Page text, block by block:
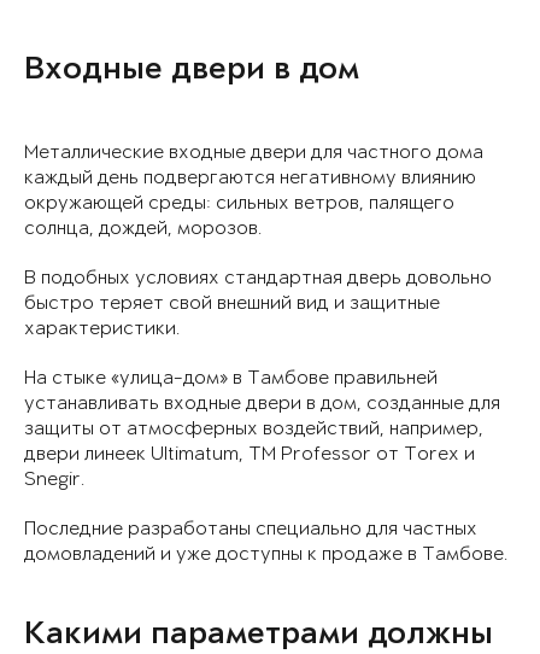
Входные двери в дом
Металлические входные двери для частного дома
каждый день подвергаются негативному влиянию
окружающей среды: сильных ветров, палящего
солнца, дождей, морозов.
В подобных условиях стандартная дверь довольно
быстро теряет свой внешний вид и защитные
характеристики.
На стыке «улица-дом» в Тамбове правильней
устанавливать входные двери в дом, созданные для
защиты от атмосферных воздействий, например,
двери линеек Ultimatum, ТМ Professor от Torex и
Snegir.
Последние разработаны специально для частных
домовладений и уже доступны к продаже в Тамбове.
Какими параметрами должны